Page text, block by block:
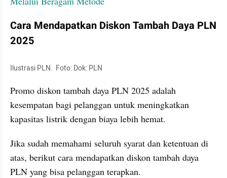
Cara Mendapatkan Diskon Tambah Daya PLN
2025
Ilustrasi PLN.  Foto: Dok: PLN
Promo diskon tambah daya PLN 2025 adalah
kesempatan bagi pelanggan untuk meningkatkan
kapasitas listrik dengan biaya lebih hemat.
Jika sudah memahami seluruh syarat dan ketentuan di
atas, berikut cara mendapatkan diskon tambah daya
PLN yang bisa pelanggan terapkan.